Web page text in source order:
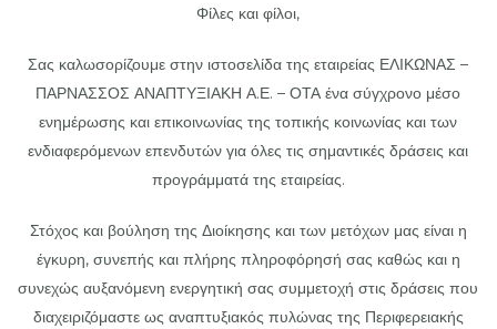
Φίλες και φίλοι,
Σας καλωσορίζουμε στην ιστοσελίδα της εταιρείας ΕΛΙΚΩΝΑΣ –
ΠΑΡΝΑΣΣΟΣ ΑΝΑΠΤΥΞΙΑΚΗ Α.Ε. – ΟΤΑ ένα σύγχρονο μέσο
ενημέρωσης και επικοινωνίας της τοπικής κοινωνίας και των
ενδιαφερόμενων επενδυτών για όλες τις σημαντικές δράσεις και
προγράμματά της εταιρείας.
Στόχος και βούληση της Διοίκησης και των μετόχων μας είναι η
έγκυρη, συνεπής και πλήρης πληροφόρησή σας καθώς και η
συνεχώς αυξανόμενη ενεργητική σας συμμετοχή στις δράσεις που
διαχειριζόμαστε ως αναπτυξιακός πυλώνας της Περιφερειακής